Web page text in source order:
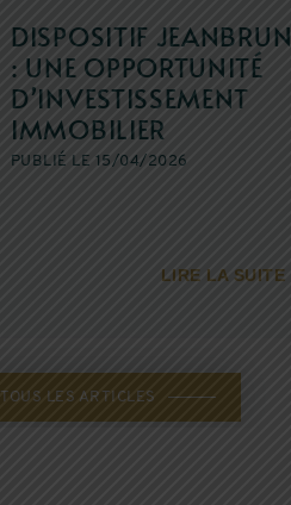
DISPOSITIF JEANBRUN
: UNE OPPORTUNITÉ
D’INVESTISSEMENT
IMMOBILIER
PUBLIÉ LE 15/04/2026
LIRE LA SUITE
TOUS LES ARTICLES